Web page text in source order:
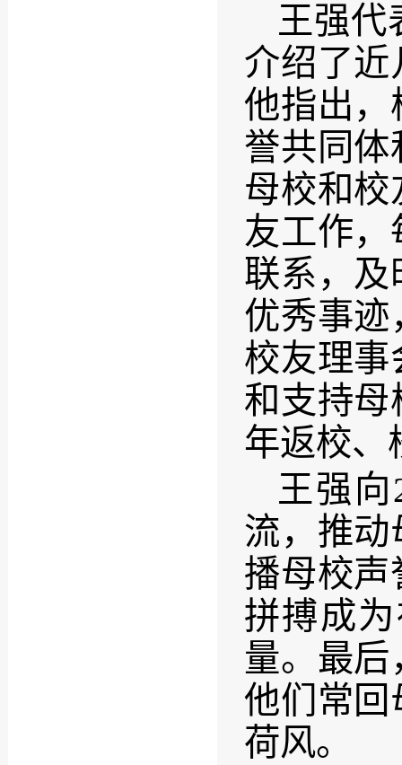
王强代
介绍了近
他指出，
誉共同体
母校和
友工作
联系，及
优秀事迹
校友理事
和支持母
年返校、
王强
流，推动
播母校声
拼搏成
量。最后
他们常回
荷风。